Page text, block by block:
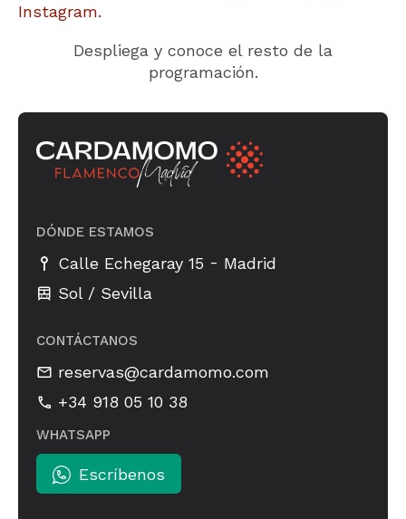
Instagram.
Despliega y conoce el resto de la
programación.
DÓNDE ESTAMOS
Calle Echegaray 15 - Madrid
Sol / Sevilla
CONTÁCTANOS
reservas@cardamomo.com
+34 918 05 10 38
WHATSAPP
Escríbenos